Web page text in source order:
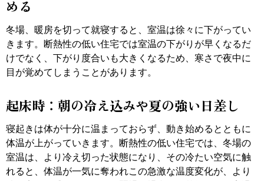
める
冬場、暖房を切って就寝すると、室温は徐々に下がってい
きます。断熱性の低い住宅では室温の下がりが早くなるだ
けでなく、下がり度合いも大きくなるため、寒さで夜中に
目が覚めてしまうことがあります。
起床時：朝の冷え込みや夏の強い日差し
寝起きは体が十分に温まっておらず、動き始めるとともに
体温が上がっていきます。断熱性の低い住宅では、冬場の
室温は、より冷え切った状態になり、その冷たい空気に触
れると、体温が一気に奪われこの急激な温度変化が、より